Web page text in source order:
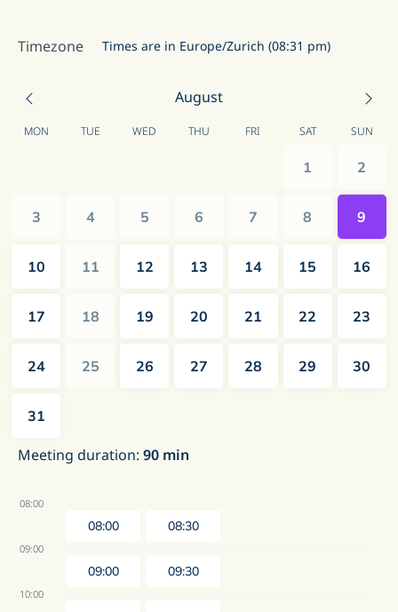
Timezone Times are in Europe/Zurich (08:31 pm)
Meeting duration: 90 min
08:00
08:00 08:30
09:00
09:00 09:30
10:00
August
MON TUE WED THU FRI SAT SUN
1 2
3 4 5 6 7 8 9
10 11 12 13 14 15 16
17 18 19 20 21 22 23
24 25 26 27 28 29 30
31